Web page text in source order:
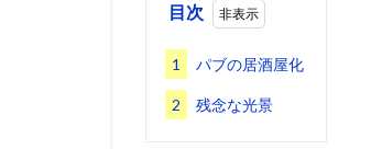
目次
1 パブの居酒屋化
2 残念な光景